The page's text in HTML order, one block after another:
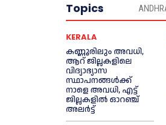
Topics
KERALA
കണ്ണൂരിലും അവധി,
ആറ് ജില്ലകളിലെ
വിദ്യാഭ്യാസ
സ്ഥാപനങ്ങൾക്ക്
നാളെ അവധി, എട്ട്
ജില്ലകളിൽ ഓറഞ്ച്
അലർട്ട്